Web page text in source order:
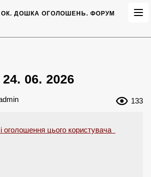
ДОШКА ОГОЛОШЕНЬ. ФОРУМ
06. 2026
133
оголошення цього користувача